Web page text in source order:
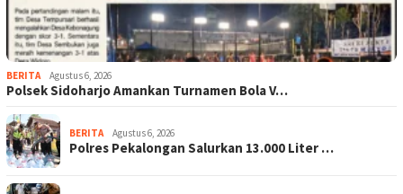
BERITA Agustus 6, 2026
Polsek Sidoharjo Amankan Turnamen Bola V…
BERITA Agustus 6, 2026
Polres Pekalongan Salurkan 13.000 Liter …